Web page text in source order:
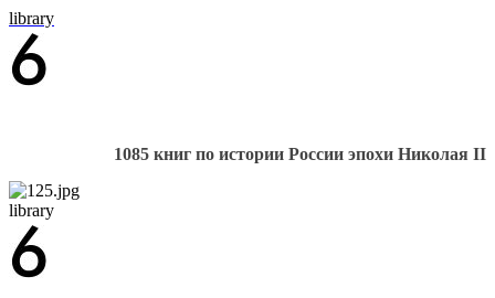
library
1085 книг по истории России эпохи Николая II
library